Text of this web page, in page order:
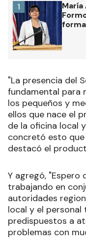
1
"La presencia del
fundamental para
los pequeños y
ellos que nace el
de la oficina local
concretó esto
destacó el
Y agregó, "Espero
trabajando en
autoridades
local y el personal
predispuestos a
problemas con